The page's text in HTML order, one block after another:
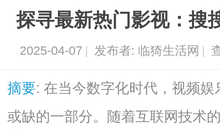
› ›
探寻最新热门影视：搜
2025-04-07 | 发布者: 临猗生活网 |
摘要: 在当今数字化时代，视频
或缺的一部分。随着互联网技术